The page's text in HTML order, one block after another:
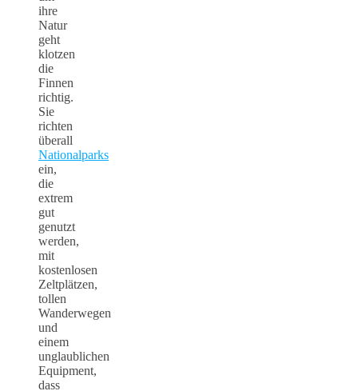
ihre
Natur
geht
klotzen
die
Finnen
richtig.
Sie
richten
überall
Nationalparks
ein,
die
extrem
gut
genutzt
werden,
mit
kostenlosen
Zeltplätzen,
tollen
Wanderwegen
und
einem
unglaublichen
Equipment,
dass